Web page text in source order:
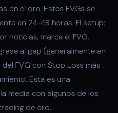
en el oro. Estos FVGs se
en 24-48 horas. El setup:
noticias, marca el FVG.
al gap (generalmente en
FVG con Stop Loss más
Esta es una
media con algunos de los
de oro.